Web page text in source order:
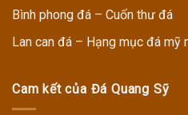
Bình phong đá – Cuốn thư đá
Lan can đá – Hạng mục đá mỹ
Cam kết của Đá Quang Sỹ